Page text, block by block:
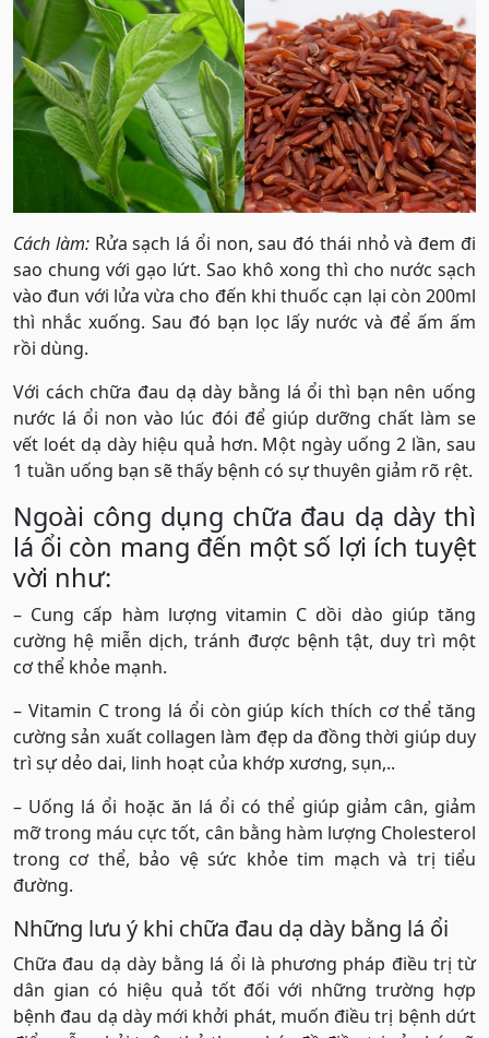
Cách làm:Rửa sạch lá ổi non, sau đó thái nhỏ và đem đi
sao chung với gạo lứt. Sao khô xong thì cho nước sạch
vào đun với lửa vừa cho đến khi thuốc cạn lại còn 200ml
thì nhắc xuống. Sau đó bạn lọc lấy nước và để ấm ấm
rồi dùng.
Với cách chữa đau dạ dày bằng lá ổi thì bạn nên uống
nước lá ổi non vào lúc đói để giúp dưỡng chất làm se
vết loét dạ dày hiệu quả hơn. Một ngày uống 2 lần, sau
1 tuần uống bạn sẽ thấy bệnh có sự thuyên giảm rõ rệt.
Ngoài công dụng chữa đau dạ dày thì
lá ổi còn mang đến một số lợi ích tuyệt
vời như:
– Cung cấp hàm lượng vitamin C dồi dào giúp tăng
cường hệ miễn dịch, tránh được bệnh tật, duy trì một
cơ thể khỏe mạnh.
– Vitamin C trong lá ổi còn giúp kích thích cơ thể tăng
cường sản xuất collagen làm đẹp da đồng thời giúp duy
trì sự dẻo dai, linh hoạt của khớp xương, sụn,..
– Uống lá ổi hoặc ăn lá ổi có thể giúp giảm cân, giảm
mỡ trong máu cực tốt, cân bằng hàm lượng Cholesterol
trong cơ thể, bảo vệ sức khỏe tim mạch và trị tiểu
đường.
Những lưu ý khi chữa đau dạ dày bằng lá ổi
Chữa đau dạ dày bằng lá ổi là phương pháp điều trị từ
dân gian có hiệu quả tốt đối với những trường hợp
bệnh đau dạ dày mới khởi phát, muốn điều trị bệnh dứt